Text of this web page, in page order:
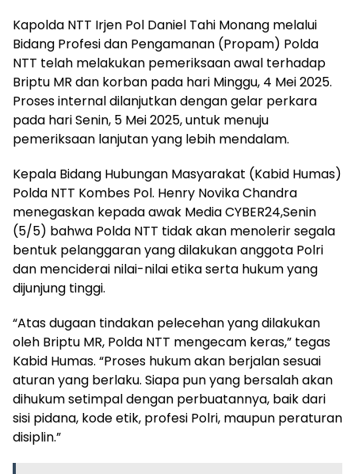
Kapolda NTT Irjen Pol Daniel Tahi Monang melalui
Bidang Profesi dan Pengamanan (Propam) Polda
NTT telah melakukan pemeriksaan awal terhadap
Briptu MR dan korban pada hari Minggu, 4 Mei 2025.
Proses internal dilanjutkan dengan gelar perkara
pada hari Senin, 5 Mei 2025, untuk menuju
pemeriksaan lanjutan yang lebih mendalam.
Kepala Bidang Hubungan Masyarakat (Kabid Humas)
Polda NTT Kombes Pol. Henry Novika Chandra
menegaskan kepada awak Media CYBER24,Senin
(5/5) bahwa Polda NTT tidak akan menolerir segala
bentuk pelanggaran yang dilakukan anggota Polri
dan menciderai nilai-nilai etika serta hukum yang
dijunjung tinggi.
“Atas dugaan tindakan pelecehan yang dilakukan
oleh Briptu MR, Polda NTT mengecam keras,” tegas
Kabid Humas. “Proses hukum akan berjalan sesuai
aturan yang berlaku. Siapa pun yang bersalah akan
dihukum setimpal dengan perbuatannya, baik dari
sisi pidana, kode etik, profesi Polri, maupun peraturan
disiplin.”